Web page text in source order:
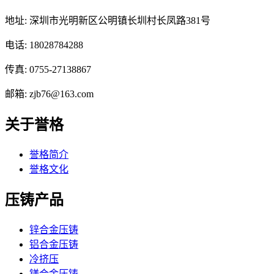
地址: 深圳市光明新区公明镇长圳村长凤路381号
电话: 18028784288
传真: 0755-27138867
邮箱: zjb76@163.com
关于誉格
誉格简介
誉格文化
压铸产品
锌合金压铸
铝合金压铸
冷挤压